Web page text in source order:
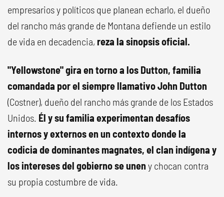
empresarios y políticos que planean echarlo, el dueño
del rancho más grande de Montana defiende un estilo
de vida en decadencia, reza la sinopsis oficial.
"Yellowstone" gira en torno a los Dutton, familia
comandada por el siempre llamativo John Dutton
(Costner), dueño del rancho más grande de los Estados
Unidos. Él y su familia experimentan desafíos
internos y externos en un contexto donde la
codicia de dominantes magnates, el clan indígena y
los intereses del gobierno se unen y chocan contra
su propia costumbre de vida.